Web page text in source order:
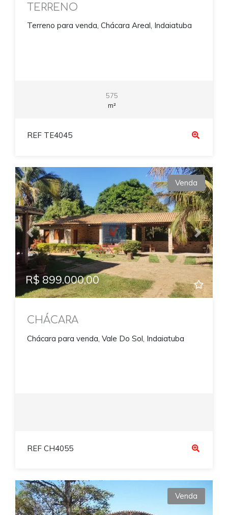
TERRENO
Terreno para venda, Chácara Areal, Indaiatuba
575
m²
REF TE4045
Previous Next
Venda
R$ 899.000,00
CHÁCARA
Chácara para venda, Vale Do Sol, Indaiatuba
REF CH4055
Venda